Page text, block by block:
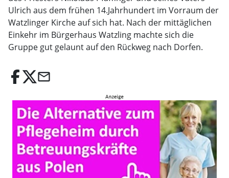
Ulrich aus dem frühen 14.Jahrhundert im Vorraum der
Watzlinger Kirche auf sich hat. Nach der mittäglichen
Einkehr im Bürgerhaus Watzling machte sich die
Gruppe gut gelaunt auf den Rückweg nach Dorfen.
email